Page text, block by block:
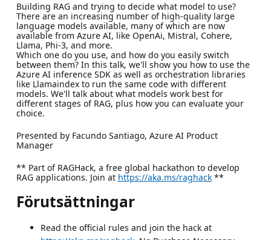
Building RAG and trying to decide what model to use?
There are an increasing number of high-quality large
language models available, many of which are now
available from Azure AI, like OpenAi, Mistral, Cohere,
Llama, Phi-3, and more.
Which one do you use, and how do you easily switch
between them? In this talk, we'll show you how to use the
Azure AI inference SDK as well as orchestration libraries
like Llamaindex to run the same code with different
models. We'll talk about what models work best for
different stages of RAG, plus how you can evaluate your
choice.
Presented by Facundo Santiago, Azure AI Product
Manager
** Part of RAGHack, a free global hackathon to develop
RAG applications. Join at https://aka.ms/raghack**
Förutsättningar
Read the official rules and join the hack at